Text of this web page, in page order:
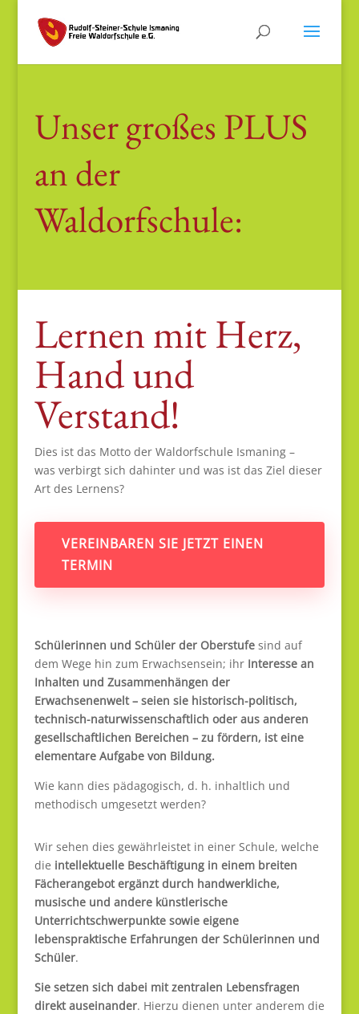
Unser großes PLUS
an der
Waldorfschule:
Lernen mit Herz,
Hand und
Verstand!
Dies ist das Motto der Waldorfschule Ismaning –
was verbirgt sich dahinter und was ist das Ziel dieser
Art des Lernens?
VEREINBAREN SIE JETZT EINEN
TERMIN
Schülerinnen und Schüler der Oberstufesind auf
dem Wege hin zum Erwachsensein; ihr Interesse an
Inhalten und Zusammenhängen der
Erwachsenenwelt – seien sie historisch-politisch,
technisch-naturwissenschaftlich oder aus anderen
gesellschaftlichen Bereichen – zu fördern, ist eine
elementare Aufgabe von Bildung.
Wie kann dies pädagogisch, d. h. inhaltlich und
methodisch umgesetzt werden?
Wir sehen dies gewährleistet in einer Schule, welche
die intellektuelle Beschäftigung in einem breiten
Fächerangebot ergänzt durch handwerkliche,
musische und andere künstlerische
Unterrichtschwerpunkte sowie eigene
lebenspraktische Erfahrungen der Schülerinnen und
Schüler.
Sie setzen sich dabei mit zentralen Lebensfragen
direkt auseinander. Hierzu dienen unter anderem die